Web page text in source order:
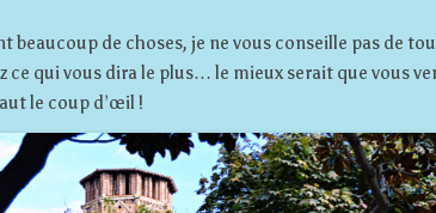
beaucoup de choses, je ne vous conseille pas de
ce qui vous dira le plus… le mieux serait que vous
le coup d’œil !